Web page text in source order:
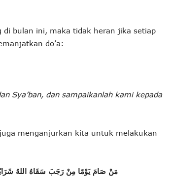
bulan ini, maka tidak heran jika setiap
do’a:
Sya’ban, dan sampaikanlah kami kepada
menganjurkan kita untuk melakukan
مَنْ صَامَ يَوْمًا مِنْ رَجَبَ سَقَاهُ اللهُ